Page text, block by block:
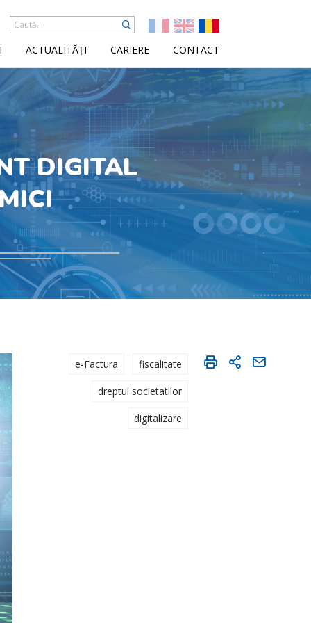
ACTUALITĂȚI CARIERE CONTACT
DIGITAL
e-Factura fiscalitate
dreptul societatilor
digitalizare